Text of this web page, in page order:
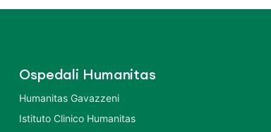
Ospedali Humanitas
Humanitas Gavazzeni
Istituto Clinico Humanitas